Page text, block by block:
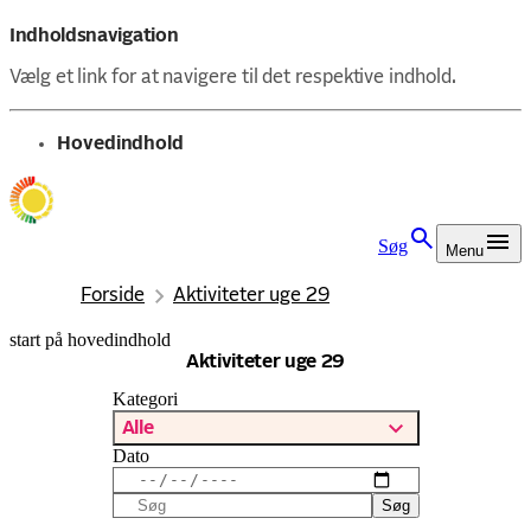
Indholdsnavigation
Vælg et link for at navigere til det respektive indhold.
gå til
Hovedindhold
Søg Menu
Forside Aktiviteter uge 29
start på hovedindhold
Aktiviteter uge 29senest opdateret 17. maj 2026
Kategori
Alle
Dato
Søg Søg